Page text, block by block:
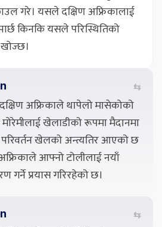
गरे। यसले दक्षिण अफ्रिकालाई
किनकि यसले परिस्थितिको
⇆
अफ्रिकाले थापेलो मासेकोको
खेलाडीको रूपमा मैदानमा
खेलको अन्त्यतिर आएको छ
आफ्नो टोलीलाई नयाँ
गर्ने प्रयास गरिरहेको छ।
⇆